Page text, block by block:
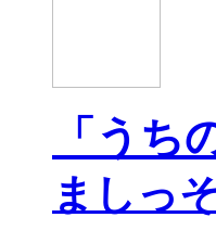
「うち
ましっ